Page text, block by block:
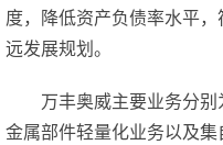
度，降低资产负债率水平
远发展规划。
万丰奥威主要业务分
金属部件轻量化业务以及